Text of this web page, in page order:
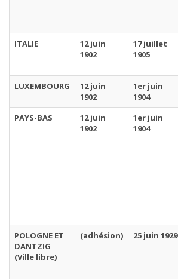
ITALIE
12 juin
1902
17 juillet
1905
LUXEMBOURG
12 juin
1902
1er juin
1904
PAYS-BAS
12 juin
1902
1er juin
1904
POLOGNE ET
DANTZIG
(Ville libre)
(adhésion) 25 juin 1929